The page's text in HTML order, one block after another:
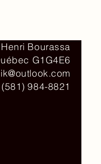
Bourassa
G1G4E6
(581) 984-8821